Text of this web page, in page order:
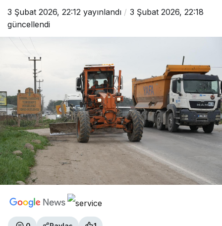
3 Şubat 2026, 22:12 yayınlandı
3 Şubat 2026, 22:18
güncellendi